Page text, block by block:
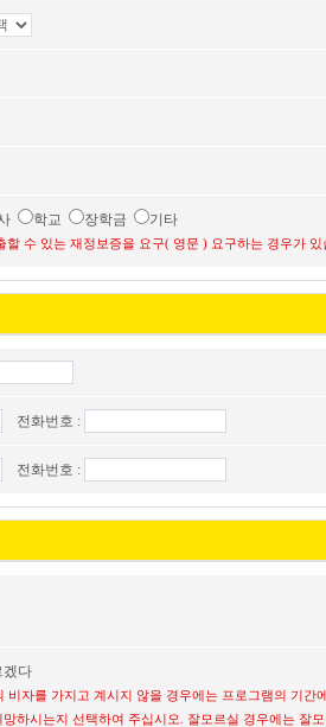
학교 장학금 기타
할 수 있는 재정보증을 요구( 영문 ) 요구하는 경우가 있
전화번호 :
전화번호 :
겠다
비자를 가지고 계시지 않을 경우에는 프로그램의 기간
하시는지 선택하여 주십시오. 잘모르실 경우에는 잘